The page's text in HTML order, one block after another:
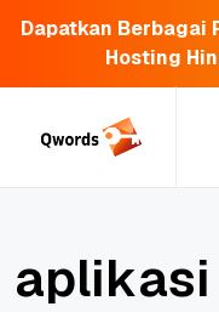
Dapatkan Berbagai
Hosting
aplikasi